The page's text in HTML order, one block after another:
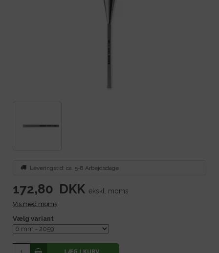
Leveringstid: ca. 5-8 Arbejdsdage
172,80 DKK ekskl. moms
Vis med moms
Vælg variant